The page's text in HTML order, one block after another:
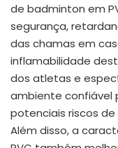
de badminton em
segurança,
das chamas em
inflamabilidade
dos atletas e
ambiente confiável
potenciais riscos de
Além disso, a